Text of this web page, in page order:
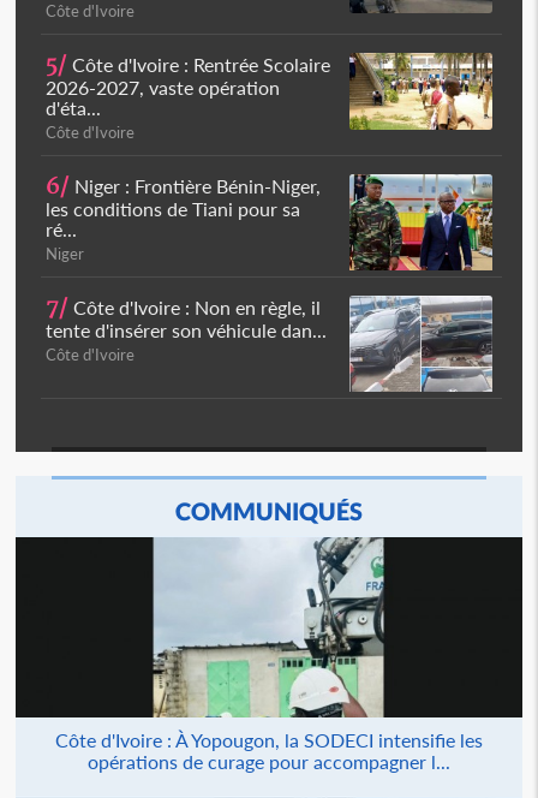
Côte d'Ivoire
5/ Côte d'Ivoire : Rentrée Scolaire
2026-2027, vaste opération
d'éta...
Côte d'Ivoire
6/ Niger : Frontière Bénin-Niger,
les conditions de Tiani pour sa
ré...
Niger
7/ Côte d'Ivoire : Non en règle, il
tente d'insérer son véhicule dan...
Côte d'Ivoire
COMMUNIQUÉS
Côte d'Ivoire : À Yopougon, la SODECI intensifie les
opérations de curage pour accompagner l...